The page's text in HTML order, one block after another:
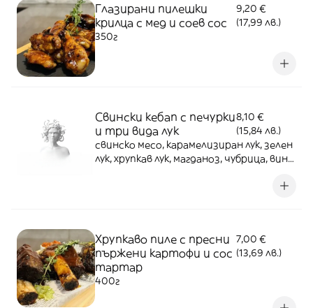
Глазирани пилешки
крилца с мед и соев сос
9,20 €
(17,99 лв.)
350г
Свински кебап с печурки
и три вида лук
8,10 €
(15,84 лв.)
свинско месо, карамелизиран лук, зелен
лук, хрупкав лук, магданоз, чубрица, вино,
Хрупкаво пиле с пресни
пържени картофи и сос
тартар
7,00 €
(13,69 лв.)
400г